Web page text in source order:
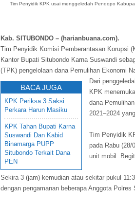
Tim Penyidik KPK usai menggeledah Pendopo
Kab. SITUBONDO – (harianbuana.com).
Tim Penyidik Komisi Pemberantasan Korupsi
Kantor Bupati Situbondo Karna Suswandi
(TPK) pengelolaan dana Pemulihan Ekonomi
BACA JUGA
KPK Periksa 3 Saksi
Perkara Harun Masiku
KPK Tahan Bupati Karna
Suswandi Dan Kabid
Binamarga PUPP
Situbondo Terkait Dana
PEN
Dari
KPK
dana
2021–2024
Tim Penyidik
pada Rabu (28/
unit mobil.
Sekira 3 (jam) kemudian atau sekitar pukul
dengan pengamanan beberapa Anggota Polres